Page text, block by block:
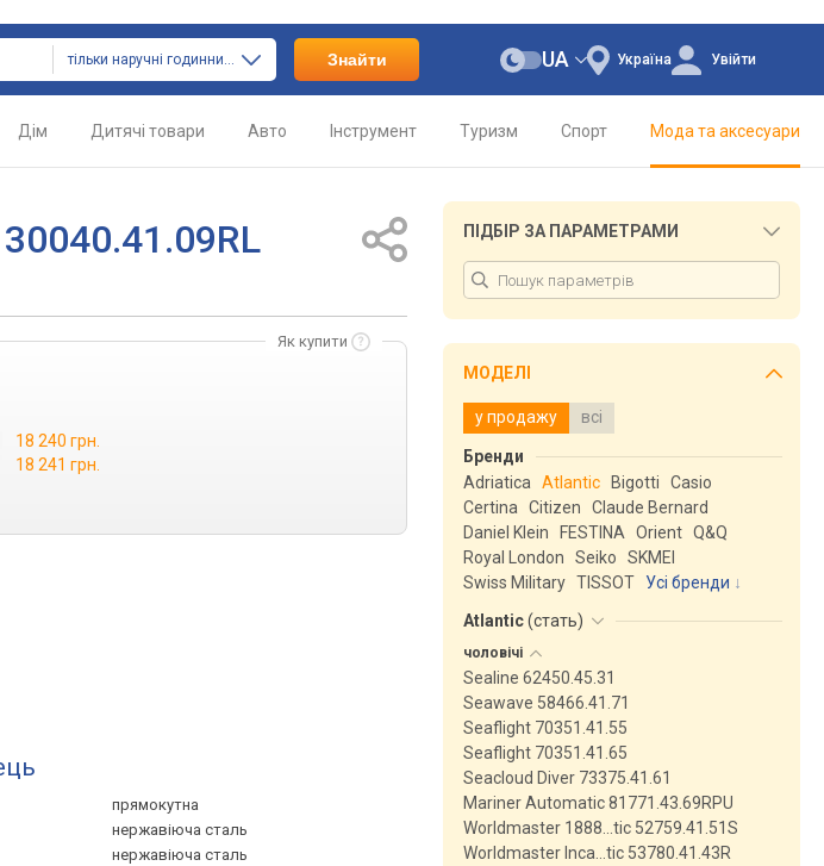
тільки наручні годинники Знайти Україна
UA Увійти
Дім Дитячі товари Авто Інструмент Туризм Спорт Мода та аксесуари
Як купити
18 240 грн.
18 241 грн.
прямокутна
нержавіюча сталь
нержавіюча сталь
ПІДБІР ЗА ПАРАМЕТРАМИ
МОДЕЛІ
у продажу всі
Бренди
Adriatica
Atlantic Bigotti
Casio
Certina
Citizen
Claude Bernard
Daniel Klein
FESTINA Orient Q&Q
Royal London
Seiko
SKMEI
Swiss Military TISSOT
Усі бренди
Atlantic(стать)
чоловічі
Sealine 62450.45.31
Seawave 58466.41.71
Seaflight 70351.41.55
Seaflight 70351.41.65
Seacloud Diver 73375.41.61
Mariner Automatic 81771.43.69RPU
Worldmaster 1888…tic 52759.41.51S
Worldmaster Inca…tic 53780.41.43R